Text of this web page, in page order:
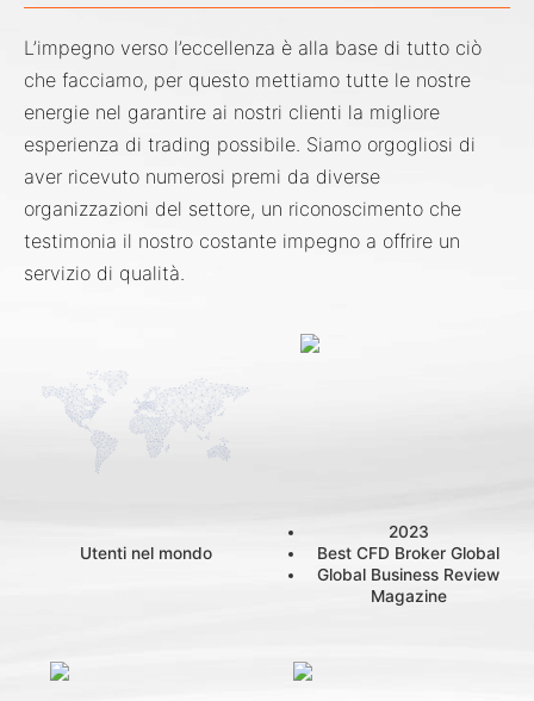
L’impegno verso l’eccellenza è alla base di tutto ciò
che facciamo, per questo mettiamo tutte le nostre
energie nel garantire ai nostri clienti la migliore
esperienza di trading possibile. Siamo orgogliosi di
aver ricevuto numerosi premi da diverse
organizzazioni del settore, un riconoscimento che
testimonia il nostro costante impegno a offrire un
servizio di qualità.
Utenti nel mondo
2023
Best CFD Broker Global
Global Business Review
Magazine